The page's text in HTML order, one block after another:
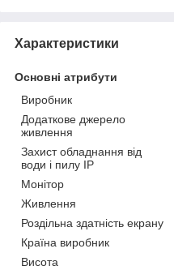
Характеристики
Основні атрибути
Виробник
Додаткове джерело
живлення
Захист обладнання від
води і пилу IP
Монітор
Живлення
Роздільна здатність екрану
Країна виробник
Висота